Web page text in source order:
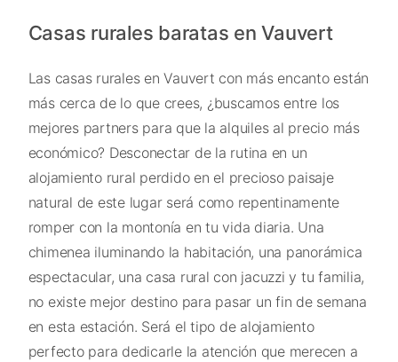
Casas rurales baratas en Vauvert
Las casas rurales en Vauvert con más encanto están
más cerca de lo que crees, ¿buscamos entre los
mejores partners para que la alquiles al precio más
económico? Desconectar de la rutina en un
alojamiento rural perdido en el precioso paisaje
natural de este lugar será como repentinamente
romper con la montonía en tu vida diaria. Una
chimenea iluminando la habitación, una panorámica
espectacular, una casa rural con jacuzzi y tu familia,
no existe mejor destino para pasar un fin de semana
en esta estación. Será el tipo de alojamiento
perfecto para dedicarle la atención que merecen a